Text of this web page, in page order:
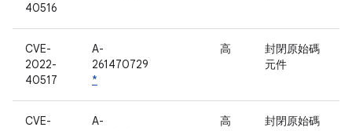
40516
CVE-
2022-
40517
A-
261470729
*
高
封閉原始碼
元件
CVE-
A-
高
封閉原始碼